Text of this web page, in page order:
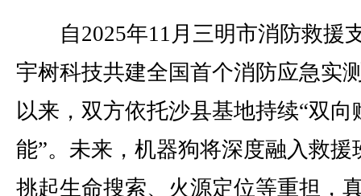
自2025年11月三明市消防救援
宇树科技共建全国首个消防应急实
以来，双方依托沙县基地持续“双向
能”。未来，机器狗将深度融入救援
挑起生命搜索、火源定位等重担，